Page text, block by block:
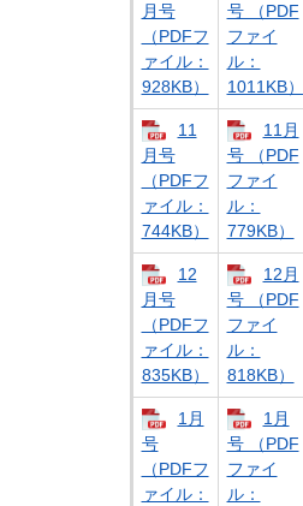
月号
（PDFフ
ァイル：
928KB）
号 （PDF
ファイ
ル：
1011KB）
11
月号
（PDFフ
ァイル：
744KB）
11月
号 （PDF
ファイ
ル：
779KB）
12
月号
（PDFフ
ァイル：
835KB）
12月
号 （PDF
ファイ
ル：
818KB）
1月
号
（PDFフ
ァイル：
1月
号 （PDF
ファイ
ル：